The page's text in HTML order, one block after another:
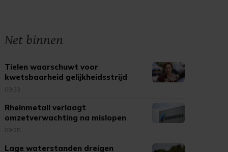
Net binnen
Tielen waarschuwt voor
kwetsbaarheid gelijkheidsstrijd
09:33
Rheinmetall verlaagt
omzetverwachting na mislopen
bouw fregatten
09:25
Lage waterstanden dreigen